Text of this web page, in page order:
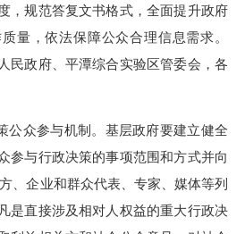
，规范答复文书格式，全面提升政府
量，依法保障公众合理信息需求。
民政府、平潭综合实验区管委会，各
众参与机制。基层政府要建立健全
参与行政决策的事项范围和方式并向
、企业和群众代表、专家、媒体等列
是直接涉及相对人权益的重大行政决